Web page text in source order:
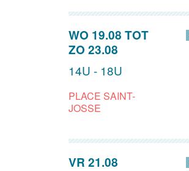
WO 19.08 TOT
ZO 23.08
14U - 18U
PLACE SAINT-
JOSSE
VR 21.08